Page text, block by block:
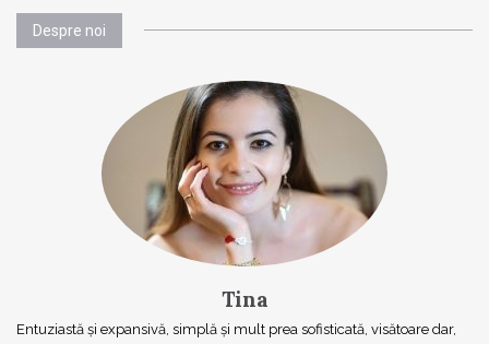
Despre noi
Tina
Entuziastă şi expansivă, simplă şi mult prea sofisticată, visătoare dar,